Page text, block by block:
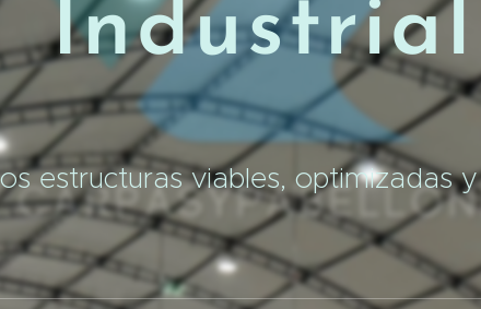
Industrial
estructuras viables, optimizadas